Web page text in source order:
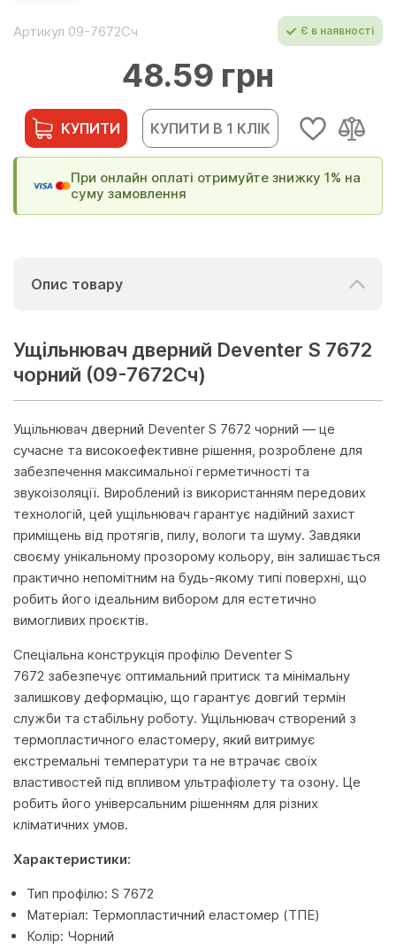
Артикул 09-7672Сч Є в наявності
48.59 грн
КУПИТИ КУПИТИ В 1 КЛІК
При онлайн оплаті отримуйте знижку 1% на
суму замовлення
Опис товару
Ущільнювач дверний Deventer S 7672
чорний (09-7672Сч)
Ущільнювач дверний Deventer S 7672 чорний — це
сучасне та високоефективне рішення, розроблене для
забезпечення максимальної герметичності та
звукоізоляції. Вироблений із використанням передових
технологій, цей ущільнювач гарантує надійний захист
приміщень від протягів, пилу, вологи та шуму. Завдяки
своєму унікальному прозорому кольору, він залишається
практично непомітним на будь-якому типі поверхні, що
робить його ідеальним вибором для естетично
вимогливих проєктів.
Спеціальна конструкція профілю Deventer S
7672 забезпечує оптимальний притиск та мінімальну
залишкову деформацію, що гарантує довгий термін
служби та стабільну роботу. Ущільнювач створений з
термопластичного еластомеру, який витримує
екстремальні температури та не втрачає своїх
властивостей під впливом ультрафіолету та озону. Це
робить його універсальним рішенням для різних
кліматичних умов.
Характеристики:
Тип профілю: S 7672
Матеріал: Термопластичний еластомер (ТПЕ)
Колір: Чорний